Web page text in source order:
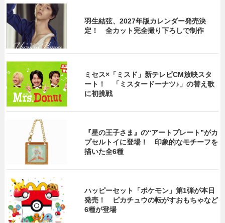
羽生結弦、2027年版カレンダー発売決
定！ 全カット完全撮り下ろしで制作
ミセス×「ミスド」新テレビCM放映スタ
ート！ 「ミスタードーナツ♪」の替え歌
に初挑戦
『星の王子さま』の“アートプレート”がカ
プセルトイに登場！ 印象的なモチーフを
描いた全6種
ハッピーセット「ポケモン」第1弾が本日
発売！ ピカチュウの転がすおもちゃなど
6種が登場